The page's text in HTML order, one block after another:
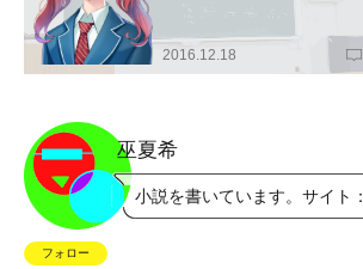
2016.12.18
フォロー
巫夏希
小説を書いています。サイト：